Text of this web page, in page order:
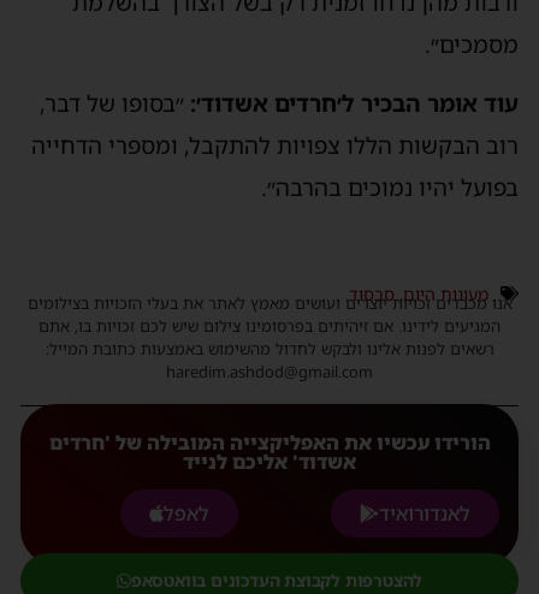
מסמכים״.
עוד אומר הבכיר ל׳חרדים אשדוד׳: ״בסופו של דבר,
רוב הבקשות הללו צפויות להתקבל, ומספרי הדחייה
בפועל יהיו נמוכים בהרבה״.
מעונות היום, סבסוד
אנו מכבדים זכויות יוצרים ועושים מאמץ לאתר את בעלי הזכויות בצילומים
המגיעים לידינו. אם זיהיתים בפרסומינו צילום שיש לכם זכויות בו, אתם
רשאים לפנות אלינו ולבקש לחדול מהשימוש באמצעות כתובת המייל:
haredim.ashdod@gmail.com
הורידו עכשיו את האפליקצייה המובילה של 'חרדים
אשדוד' אליכם לנייד
לאנדורואיד
לאפל
להצטרפות לקבוצת העדכונים בוואטסאפ